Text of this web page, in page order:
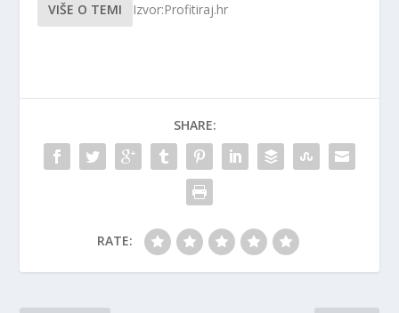
VIŠE O TEMI
Izvor:Profitiraj.hr
SHARE:
RATE: